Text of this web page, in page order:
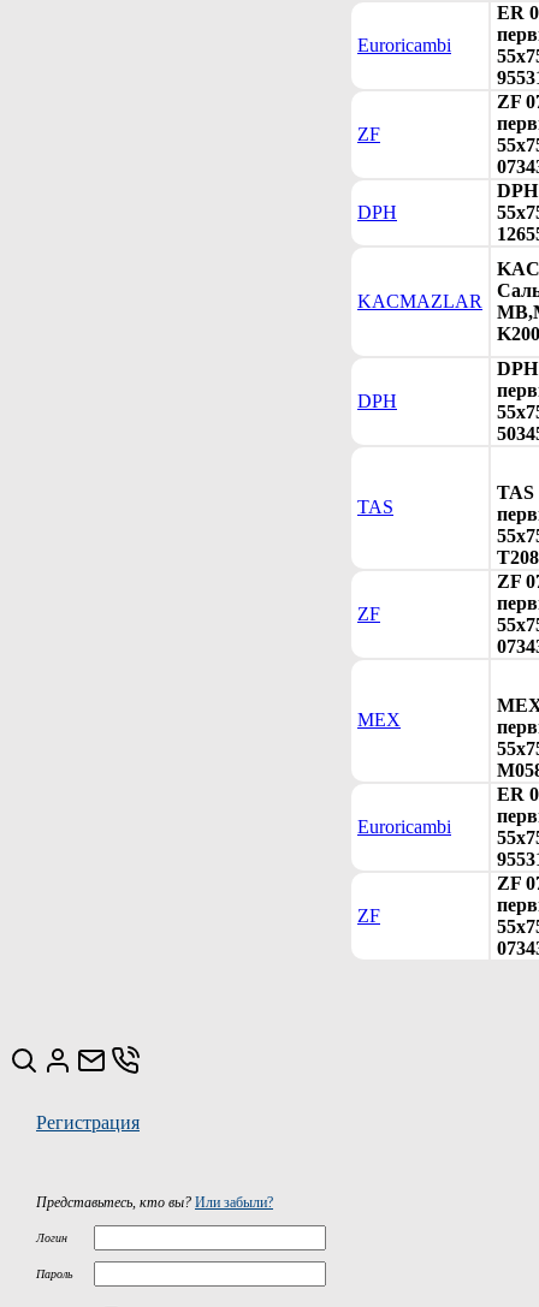
Euroricambi
ER
ZF
ZF
DPH
KACMAZLAR
DPH
TAS
TAS
ZF
ZF
MEX
Euroricambi
ER
ZF
ZF
Регистрация
Представьтесь, кто вы? Или забыли?
Логин
Пароль